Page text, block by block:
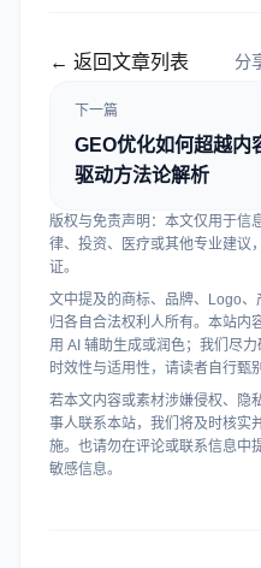
← 返回文章列表 分
下一篇
GEO优化如何超越内
驱动方法论解析
版权与免责声明：本文仅用于信
律、投资、医疗或其他专业建议
证。
文中提及的商标、品牌、Logo、
归各自合法权利人所有。本站内
用 AI 辅助生成或润色；我们尽
时效性与适用性，请读者自行甄
若本文内容或素材涉嫌侵权、隐
事人联系本站，我们将及时核实
施。也请勿在评论或联系信息中
敏感信息。